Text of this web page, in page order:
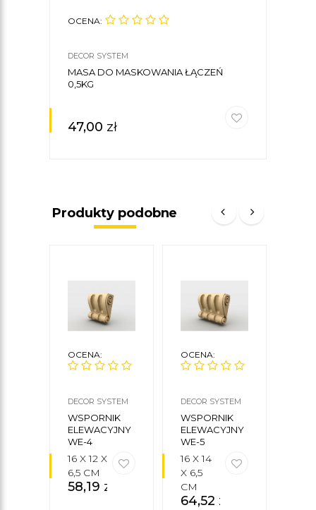
OCENA:
DECOR SYSTEM
MASA DO MASKOWANIA ŁĄCZEŃ
0,5KG
47,00 zł
Produkty podobne
OCENA:
DECOR SYSTEM
WSPORNIK
ELEWACYJNY
WE-4
16 X 12 X
6,5 CM
58,19 zł
OCENA:
DECOR SYSTEM
WSPORNIK
ELEWACYJNY
WE-5
16 X 14
X 6,5
CM
64,52 zł